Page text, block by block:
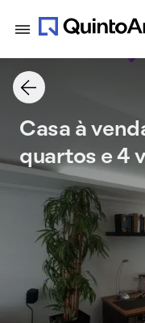
Casa à
quartos e 4